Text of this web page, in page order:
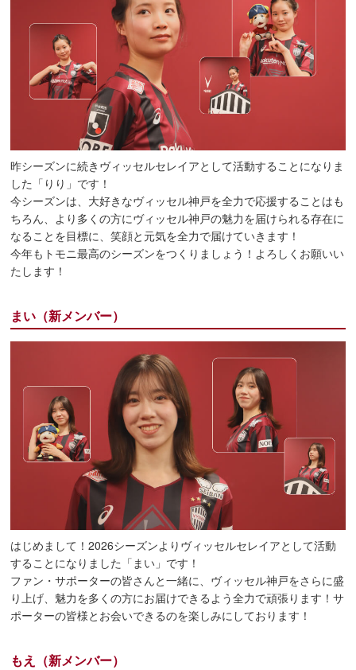
昨シーズンに続きヴィッセルセレイアとして活動することになりま
した「りり」です！
今シーズンは、大好きなヴィッセル神戸を全力で応援することはも
ちろん、より多くの方にヴィッセル神戸の魅力を届けられる存在に
なることを目標に、笑顔と元気を全力で届けていきます！
今年もトモニ最高のシーズンをつくりましょう！よろしくお願いい
たします！
まい（新メンバー）
はじめまして！2026シーズンよりヴィッセルセレイアとして活動
することになりました「まい」です！
ファン・サポーターの皆さんと一緒に、ヴィッセル神戸をさらに盛
り上げ、魅力を多くの方にお届けできるよう全力で頑張ります！サ
ポーターの皆様とお会いできるのを楽しみにしております！
もえ（新メンバー）